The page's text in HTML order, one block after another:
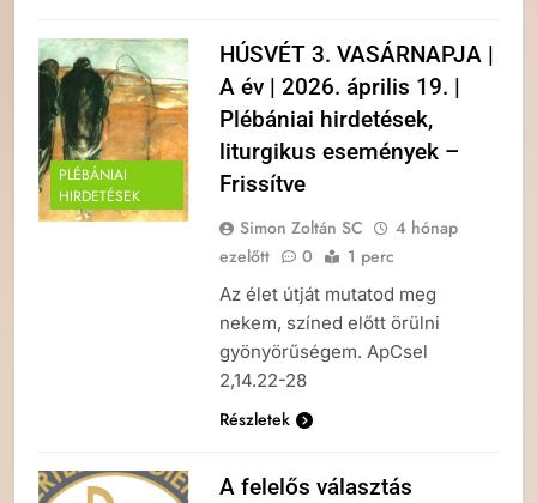
PLÉBÁNIAI
HIRDETÉSEK
HÚSVÉT 3. VASÁRNAPJA |
A év | 2026. április 19. |
Plébániai hirdetések,
liturgikus események –
Frissítve
Simon Zoltán SC
4 hónap
ezelőtt
0 1 perc
Az élet útját mutatod meg
nekem, színed előtt örülni
gyönyörűségem. ApCsel
2,14.22-28
Részletek
A felelős választás